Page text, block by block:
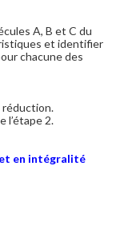
A, B et C du
et identifier
chacune des
réduction.
l’étape 2.
en intégralité